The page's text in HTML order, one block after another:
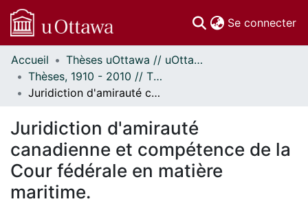
Se connecter
Communautés
et collections
Parcourir
À propos
Accueil
Thèses uOttawa // uOttawa Theses
Thèses, 1910 - 2010 // Theses, 1910 - 2010
Juridiction d'amirauté canadienne et compétence de la Cour fédérale en matière maritime.
Juridiction d'amirauté
canadienne et compétence de la
Cour fédérale en matière
maritime.